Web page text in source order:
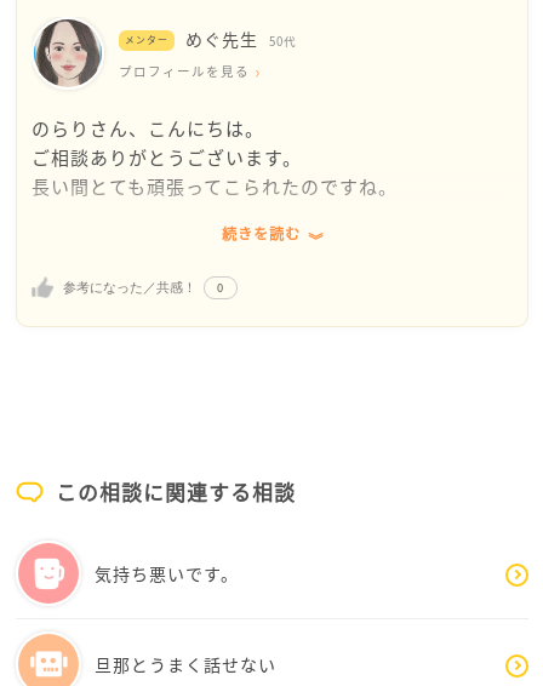
・自分は日々仕事の愚痴を言っていたけれど、のらり
さんは愚痴も言わずにきちんと仕事をしている
・子供だと思っていてけれど、もう成人でしかものら
・それに比べて私は…なんだか恥ずかしい
今のお母様はこんなふうに思っているのかなと感じま
私は、のらりさんのことを冷たすぎるとは全く思いま
せん。けれども、今の接し方では、のらりさんがかな
りエネルギーを使っているように思えます。
向上に使う方がよっぽど有効な活用法です。
もう既にのらりさんは、仕事面でお母様を超えてしま
ったのではありませんか。
メンター めぐ先生 50代
プロフィールを見る
のらりさん、こんにちは。
ご相談ありがとうございます。
長い間とても頑張ってこられたのですね。
「家では仕事の話をしないでほしい」と何度も伝えた
のに、繰り返されてしまったこと。しかも謝罪や歩み
寄りがなく、こちらの気持ちが置き去りにされた感覚
が積み重なると、心は少しずつ疲弊していきます。
す。一度限界を超えると、感情が急に戻らなくなるこ
とは珍しいことではありません。
また、お母様側が今になって距離を縮めてくること
で、のらりさんの中では「今さら？」という気持ち
るのではないでしょうか。
続きを読む
参考になった／共感！ 0
この相談に関連する相談
気持ち悪いです。
旦那とうまく話せない